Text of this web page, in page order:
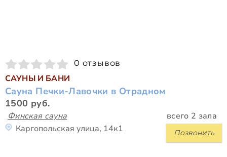
0 отзывов
САУНЫ И БАНИ
Сауна Печки-Лавочки в Отрадном
1500 руб.
Финская сауна всего 2 зала
Позвонить
Каргопольская улица, 14к1